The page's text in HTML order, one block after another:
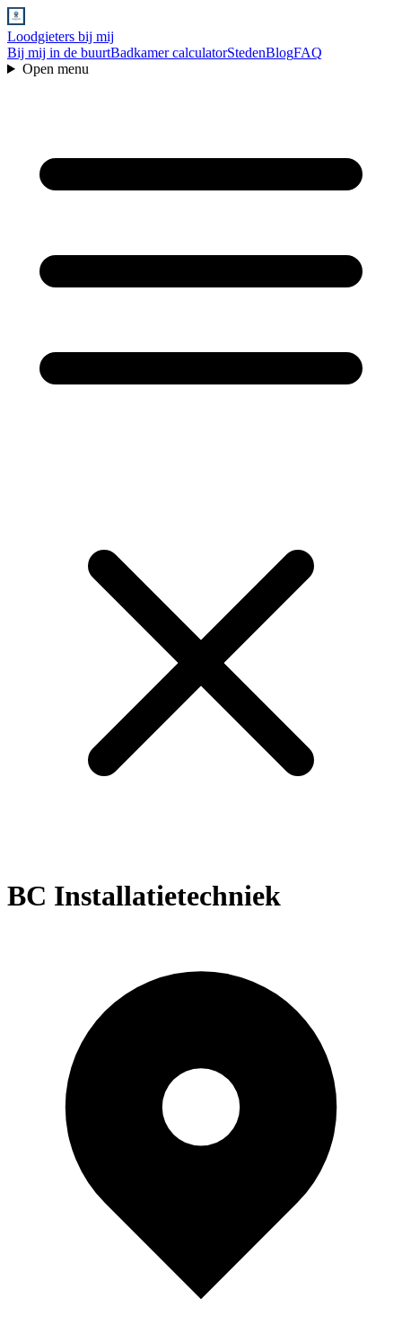
Loodgieters bij mij
Bij mij in de buurtBadkamer calculatorStedenBlogFAQ
Open menu
BC Installatietechniek